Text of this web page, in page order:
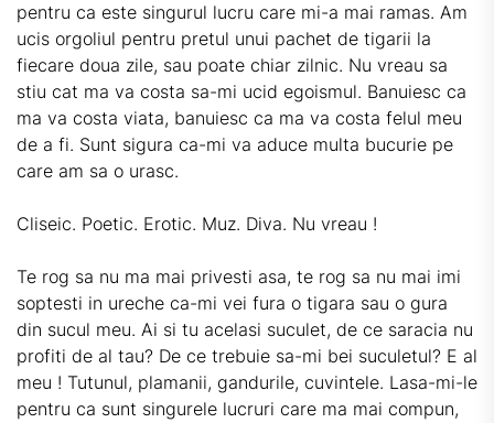
pentru ca este singurul lucru care mi-a mai ramas. Am
ucis orgoliul pentru pretul unui pachet de tigarii la
fiecare doua zile, sau poate chiar zilnic. Nu vreau sa
stiu cat ma va costa sa-mi ucid egoismul. Banuiesc ca
ma va costa viata, banuiesc ca ma va costa felul meu
de a fi. Sunt sigura ca-mi va aduce multa bucurie pe
care am sa o urasc.
Cliseic. Poetic. Erotic. Muz. Diva. Nu vreau !
Te rog sa nu ma mai privesti asa, te rog sa nu mai imi
soptesti in ureche ca-mi vei fura o tigara sau o gura
din sucul meu. Ai si tu acelasi suculet, de ce saracia nu
profiti de al tau? De ce trebuie sa-mi bei suculetul? E al
meu ! Tutunul, plamanii, gandurile, cuvintele. Lasa-mi-le
pentru ca sunt singurele lucruri care ma mai compun,